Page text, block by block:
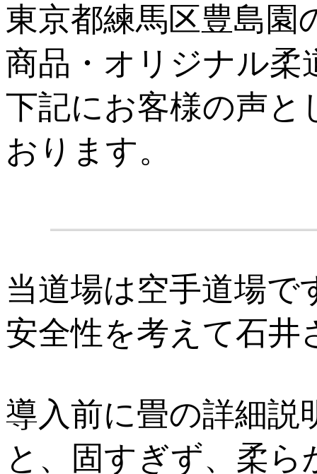
東京都練馬区豊島園
商品・オリジナル柔
下記にお客様の声と
おります。
当道場は空手道場
安全性を考えて石井
導入前に畳の詳細説
と、固すぎず、柔